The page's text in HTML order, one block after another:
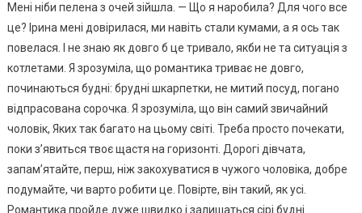
Мені ніби пелена з очей зійшла. — Що я наробила? Для чого все
це? Ірина мені довірилася, ми навіть стали кумами, а я ось так
повелася. І не знаю як довго б це тривало, якби не та ситуація з
котлетами. Я зрозуміла, що романтика триває не довго,
починаються будні: брудні шкарпетки, не митий посуд, погано
відпрасована сорочка. Я зрозуміла, що він самий звичайний
чоловік, Яких так багато на цьому світі. Треба просто почекати,
поки з’явиться твоє щастя на горизонті. Дорогі дівчата,
запам’ятайте, перш, ніж закохуватися в чужого чоловіка, добре
подумайте, чи варто робити це. Повірте, він такий, як усі.
Романтика пройде дуже швидко і залишаться сірі будні.